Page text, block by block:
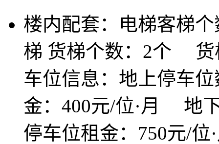
楼内配套：
电梯客梯
梯 货梯个数：2个
车位信息：地上停车
金：400元/位·月 地
停车位租金：750元/位